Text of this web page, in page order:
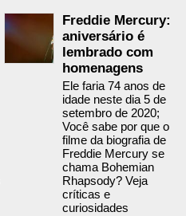
Freddie Mercury:
aniversário é
lembrado com
homenagens
Ele faria 74 anos de
idade neste dia 5 de
setembro de 2020;
Você sabe por que o
filme da biografia de
Freddie Mercury se
chama Bohemian
Rhapsody? Veja
críticas e
curiosidades